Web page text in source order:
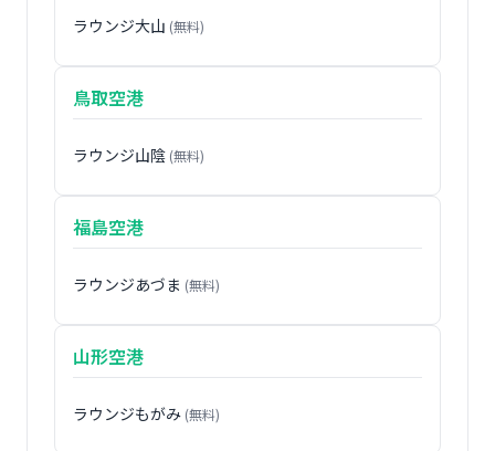
ラウンジ大山 (無料)
鳥取空港
ラウンジ山陰 (無料)
福島空港
ラウンジあづま (無料)
山形空港
ラウンジもがみ (無料)